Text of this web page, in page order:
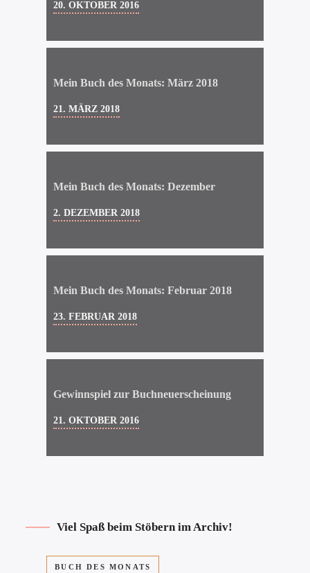
20. OKTOBER 2016
Mein Buch des Monats: März 2018
21. MÄRZ 2018
Mein Buch des Monats: Dezember
2. DEZEMBER 2018
Mein Buch des Monats: Februar 2018
23. FEBRUAR 2018
Gewinnspiel zur Buchneuerscheinung
21. OKTOBER 2016
Viel Spaß beim Stöbern im Archiv!
BUCH DES MONATS